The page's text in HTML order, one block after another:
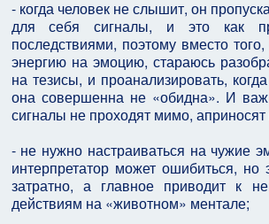
- когда человек не слышит, он
для себя сигналы, и это как
последствиями, поэтому вместо
энергию на эмоцию, стараюсь
на тезисы, и проанализировать,
она совершенна не «обидна». И
сигналы не проходят мимо, априносят
- не нужно настраиваться на чужие
интерпретатор может ошибиться, но
затратно, а главное приводит к
действиям на «животном» ментале;